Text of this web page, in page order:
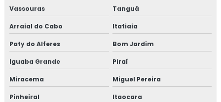
Vassouras Tanguá
Arraial do Cabo Itatiaia
Paty do Alferes Bom Jardim
Iguaba Grande Piraí
Miracema Miguel Pereira
Pinheiral Itaocara